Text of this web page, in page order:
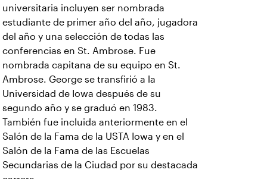
universitaria incluyen ser nombrada
estudiante de primer año del año, jugadora
del año y una selección de todas las
conferencias en St. Ambrose. Fue
nombrada capitana de su equipo en St.
Ambrose. George se transfirió a la
Universidad de Iowa después de su
segundo año y se graduó en 1983.
También fue incluida anteriormente en el
Salón de la Fama de la USTA Iowa y en el
Salón de la Fama de las Escuelas
Secundarias de la Ciudad por su destacada